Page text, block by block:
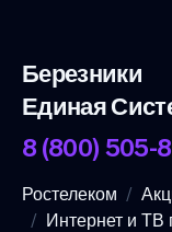
Березники
Единая
8 (800) 505-
Ростелеком
Интернет и ТВ